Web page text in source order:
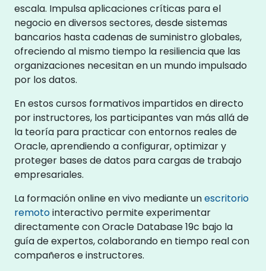
escala. Impulsa aplicaciones críticas para el
negocio en diversos sectores, desde sistemas
bancarios hasta cadenas de suministro globales,
ofreciendo al mismo tiempo la resiliencia que las
organizaciones necesitan en un mundo impulsado
por los datos.
En estos cursos formativos impartidos en directo
por instructores, los participantes van más allá de
la teoría para practicar con entornos reales de
Oracle, aprendiendo a configurar, optimizar y
proteger bases de datos para cargas de trabajo
empresariales.
La formación online en vivo mediante unescritorio
remotointeractivo permite experimentar
directamente con Oracle Database 19c bajo la
guía de expertos, colaborando en tiempo real con
compañeros e instructores.